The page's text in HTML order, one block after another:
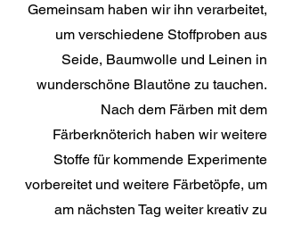
Gemeinsam haben wir ihn verarbeitet,
um verschiedene Stoffproben aus
Seide, Baumwolle und Leinen in
wunderschöne Blautöne zu tauchen.
Nach dem Färben mit dem
Färberknöterich haben wir weitere
Stoffe für kommende Experimente
vorbereitet und weitere Färbetöpfe, um
am nächsten Tag weiter kreativ zu